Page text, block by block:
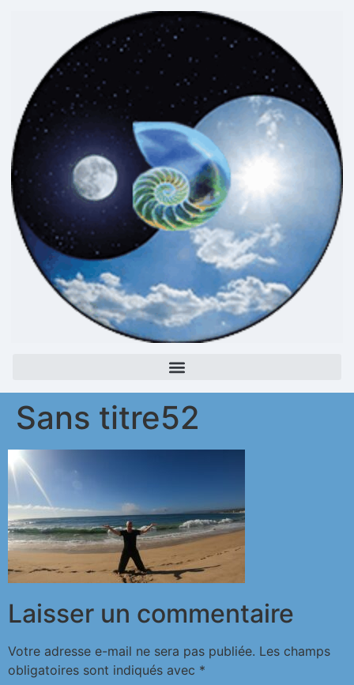
Sans titre52
Laisser un commentaire
Votre adresse e-mail ne sera pas publiée. Les champs
obligatoires sont indiqués avec *